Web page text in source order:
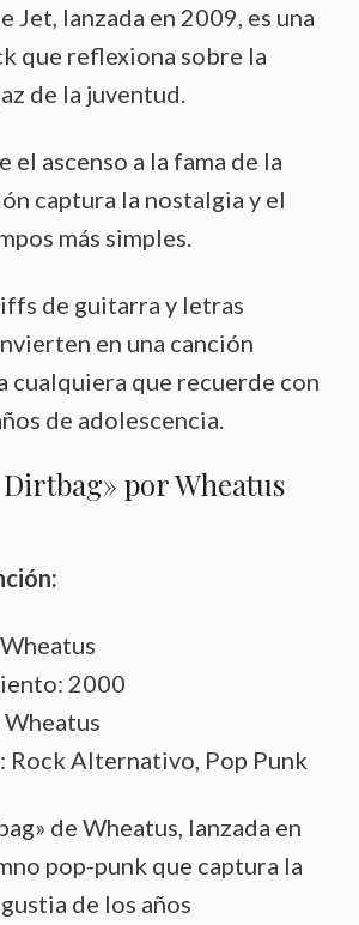
Jet, lanzada en 2009, es una
que reflexiona sobre la
de la juventud.
el ascenso a la fama de la
captura la nostalgia y el
más simples.
de guitarra y letras
en una canción
cualquiera que recuerde con
de adolescencia.
Dirtbag» por Wheatus
2000
Rock Alternativo, Pop Punk
de Wheatus, lanzada en
pop-punk que captura la
de los años